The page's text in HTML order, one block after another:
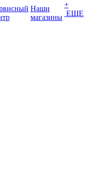
Наши
магазины
+
ЕЩЕ